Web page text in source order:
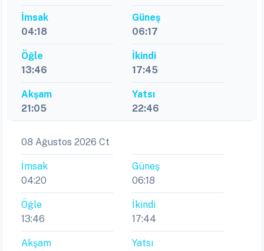
İmsak
04:18
Güneş
06:17
Öğle
13:46
İkindi
17:45
Akşam
21:05
Yatsı
22:46
08 Ağustos 2026 Ct
İmsak
04:20
Güneş
06:18
Öğle
13:46
İkindi
17:44
Akşam
Yatsı